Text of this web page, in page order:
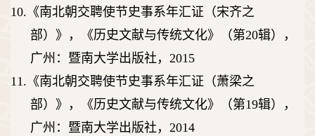
10. 《南北朝交聘使节史事系年汇证（宋齐之
部）》，《历史文献与传统文化》（第20辑），
广州：暨南大学出版社， 2015
11. 《南北朝交聘使节史事系年汇证（萧梁之
部）》，《历史文献与传统文化》（第19辑），
广州：暨南大学出版社， 2014